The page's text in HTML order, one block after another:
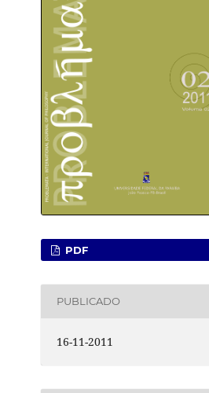
PDF
PUBLICADO
16-11-2011